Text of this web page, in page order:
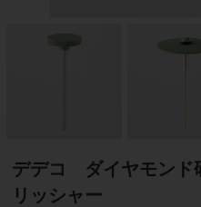
デデコ ダイヤモン
リッシャー